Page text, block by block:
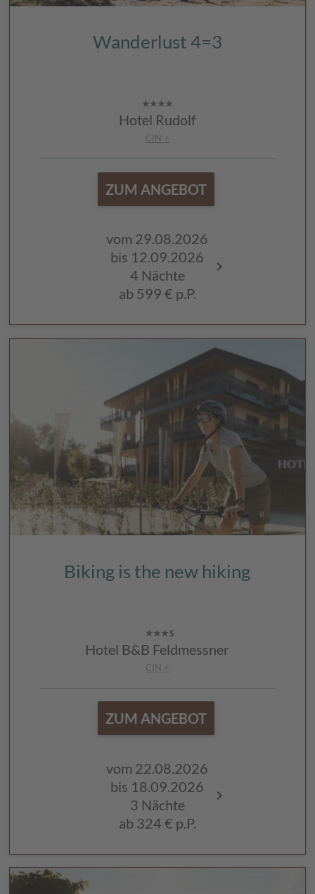
Wanderlust 4=3
Hotel Rudolf
CIN +
ZUM ANGEBOT
vom 29.08.2026
bis 12.09.2026
4 Nächte
ab599 € p.P.
Biking is the new hiking
Hotel B&B Feldmessner
CIN +
ZUM ANGEBOT
vom 22.08.2026
bis 18.09.2026
3 Nächte
ab324 € p.P.